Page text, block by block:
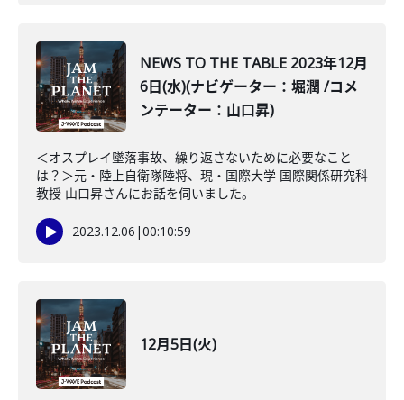
NEWS TO THE TABLE 2023年12月
6日(水)(ナビゲーター：堀潤 /コメ
ンテーター：山口昇)
＜オスプレイ墜落事故、繰り返さないために必要なこと
は？＞元・陸上自衛隊陸将、現・国際大学 国際関係研究科
教授 山口昇さんにお話を伺いました。
2023.12.06 |00:10:59
12月5日(火)